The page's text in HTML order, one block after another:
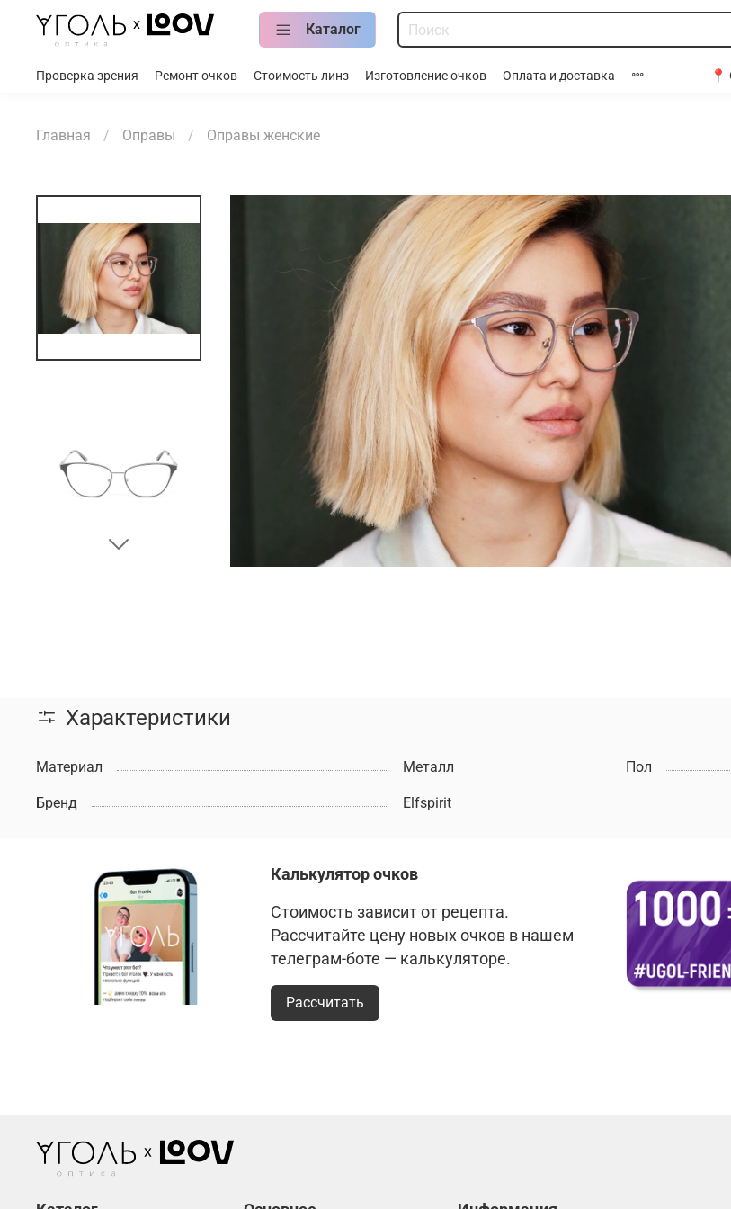
Каталог
Проверка зрения Ремонт очков Стоимость линз Изготовление очков Оплата и доставка 📍
Главная Оправы Оправы женские
Характеристики
Материал Металл Пол
Бренд Elfspirit
Калькулятор очков
Стоимость зависит от рецепта.
Рассчитайте цену новых очков в нашем
телеграм-боте — калькуляторе.
Рассчитать